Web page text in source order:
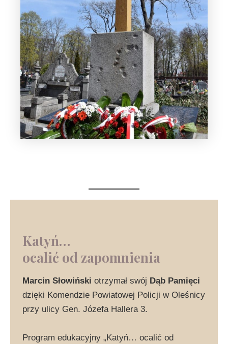
Katyń…
ocalić od zapomnienia
Marcin Słowiński otrzymał swój Dąb Pamięci
dzięki Komendzie Powiatowej Policji w Oleśnicy
przy ulicy Gen. Józefa Hallera 3.
Program edukacyjny „Katyń… ocalić od